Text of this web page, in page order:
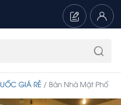
GIÁ RẺ Bán Nhà Mặt Phố